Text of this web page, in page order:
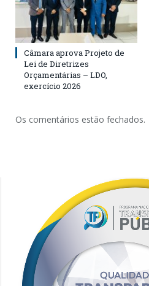
Câmara aprova Projeto de
Lei de Diretrizes
Orçamentárias – LDO,
exercício 2026
Os comentários estão fechados.